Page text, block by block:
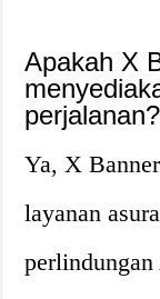
Apakah X
perjalanan?
Ya, X
layanan